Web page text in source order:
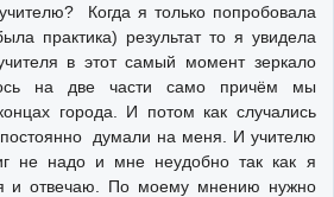
Когда я только попробовала
практика) результат то я увидела
в этот самый момент зеркало
на две части само причём мы
города. И потом как случались
постоянно думали на меня. И учителю
не надо и мне неудобно так как я
и отвечаю. По моему мнению нужно